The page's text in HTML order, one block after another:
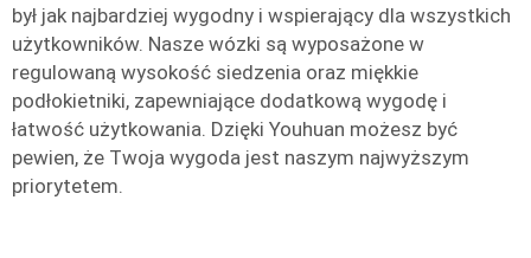
był jak najbardziej wygodny i wspierający dla wszystkich
użytkowników. Nasze wózki są wyposażone w
regulowaną wysokość siedzenia oraz miękkie
podłokietniki, zapewniające dodatkową wygodę i
łatwość użytkowania. Dzięki Youhuan możesz być
pewien, że Twoja wygoda jest naszym najwyższym
priorytetem.